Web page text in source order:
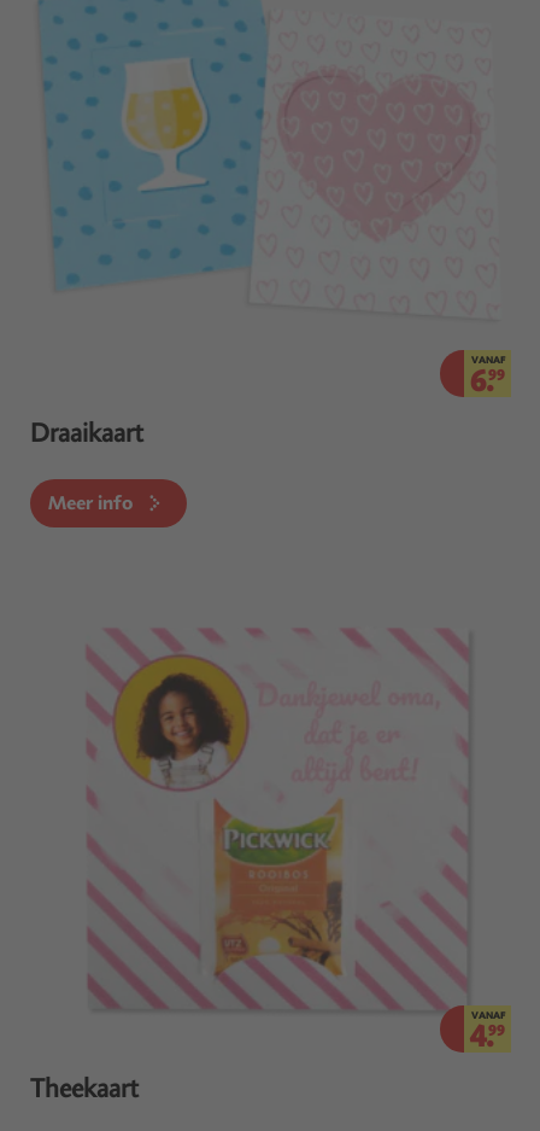
VANAF
6.99
Draaikaart
Meer info
VANAF
4.99
Theekaart